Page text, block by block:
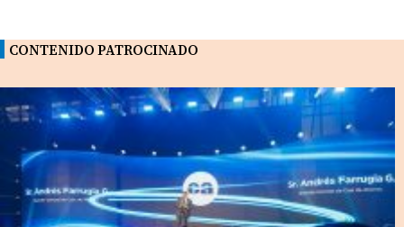
CONTENIDO PATROCINADO